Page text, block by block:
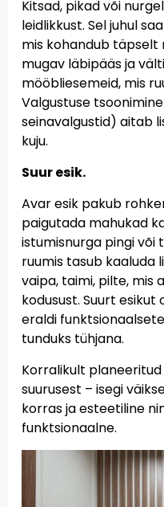
Kitsad, pikad või
leidlikkust. Sel juhul
mis kohandub täpselt
mugav läbipääs ja
mööbliesemeid, mis
Valgustuse
seinavalgustid) aitab
kuju.
Suur esik.
Avar esik pakub
paigutada mahukad
istumisnurga pingi või
ruumis tasub kaaluda
vaipa, taimi, pilte, mis
kodusust. Suurt esikut
eraldi
tunduks tühjana.
Korralikult
suurusest – isegi
korras ja esteetiline
funktsionaalne.